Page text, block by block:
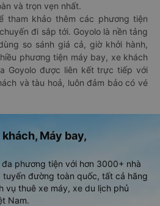
và trọn vẹn nhất.
tham khảo thêm các phương tiện
đi sắp tới. Goyolo là nền tảng
so sánh giá cả, giờ khởi hành,
phương tiện máy bay, xe khách
Goyolo được liên kết trực tiếp với
và tàu hoả, luôn đảm bảo có vé
Máy bay,
phương tiện với hơn 3000+ nhà
đường toàn quốc, tất cả hãng
vụ thuê xe máy, xe du lịch phủ
Nam.